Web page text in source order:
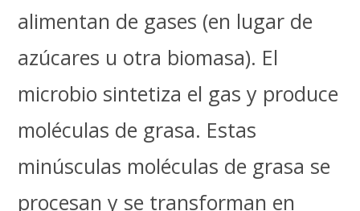
alimentan de gases (en lugar de
azúcares u otra biomasa). El
microbio sintetiza el gas y produce
moléculas de grasa. Estas
minúsculas moléculas de grasa se
procesan y se transforman en